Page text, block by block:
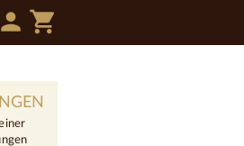
person shopping_cart